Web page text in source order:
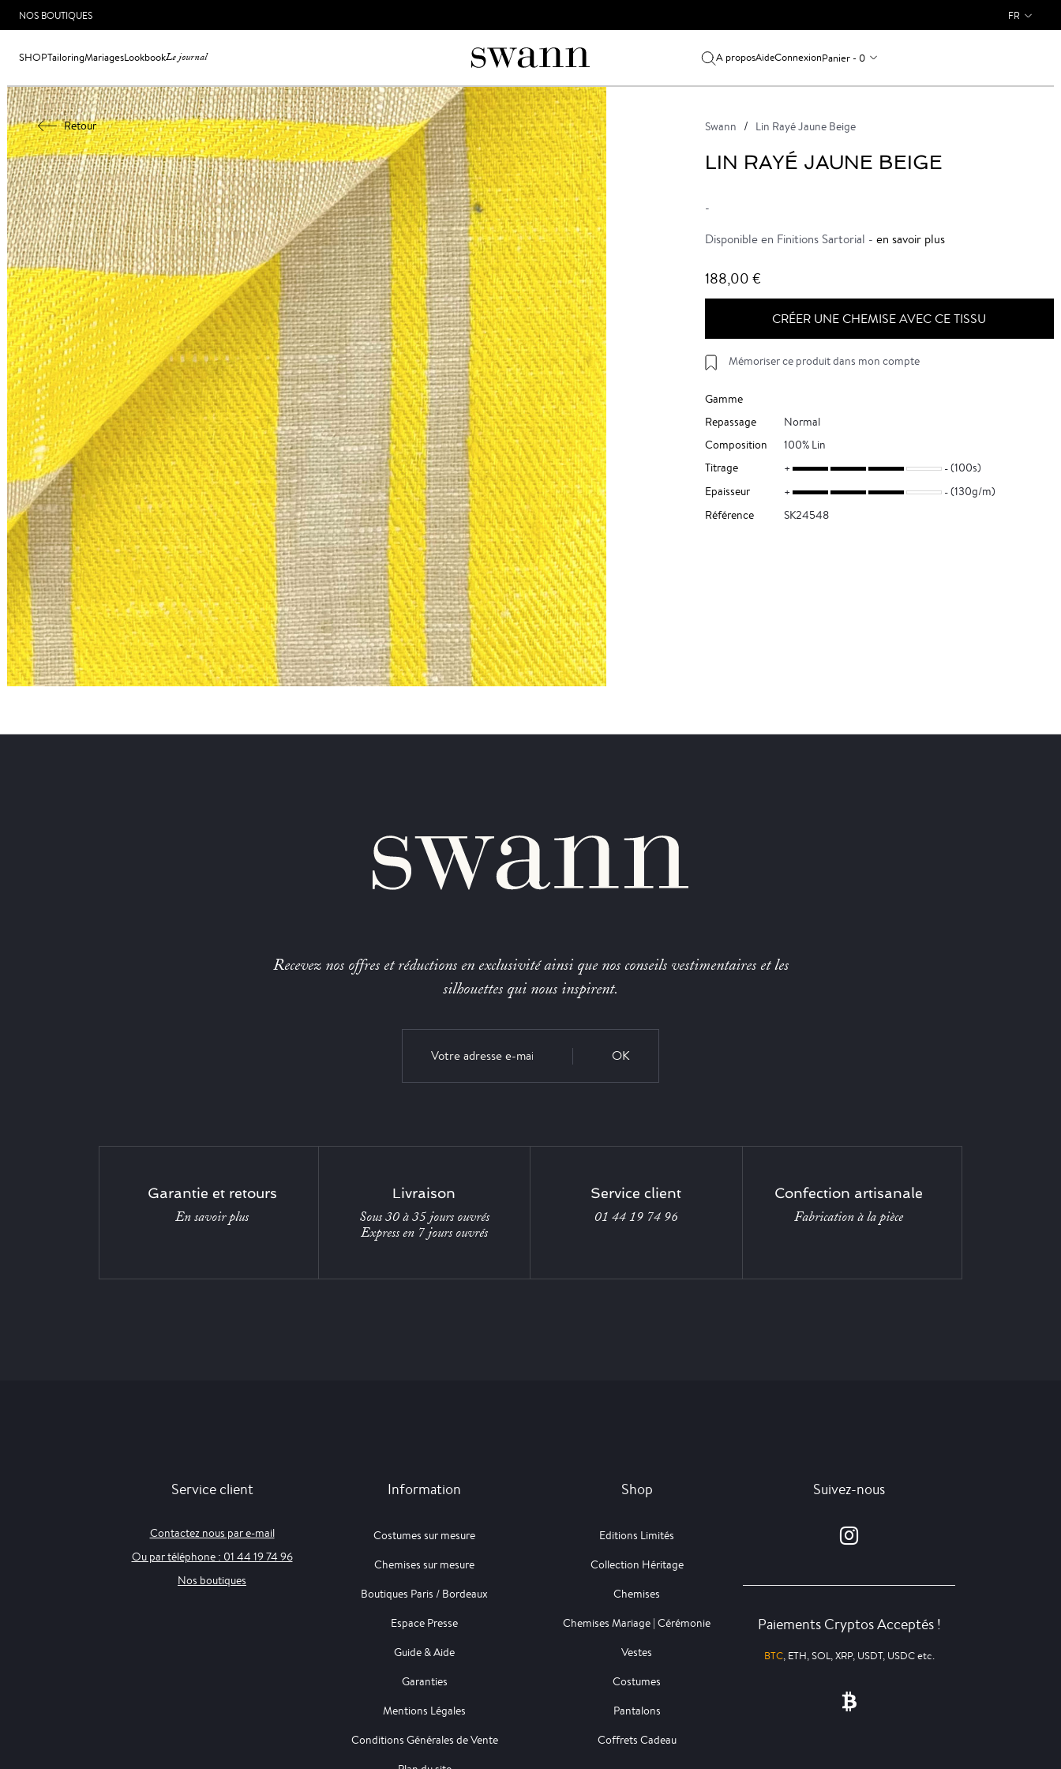
NOS BOUTIQUES FR
SHOPTailoringMariagesLookbookLe journal A proposAideConnexionPanier - 0
Retour Swann Lin Rayé Jaune Beige
LIN RAYÉ JAUNE BEIGE
-
Disponible en Finitions Sartorial - en savoir plus
188,00 €
CRÉER UNE CHEMISE AVEC CE TISSU
Mémoriser ce produit dans mon compte
Gamme
Repassage
Normal
Composition
100% Lin
Titrage
(100s)
Epaisseur
(130g/m)
Référence
SK24548
Recevez nos offres et réductions en exclusivité ainsi que nos conseils vestimentaires et les
silhouettes qui nous inspirent.
OK
Garantie et retours
En savoir plus
Livraison
Sous 30 à 35 jours ouvrés
Express en 7 jours ouvrés
Service client
01 44 19 74 96
Confection artisanale
Fabrication à la pièce
Service client
Contactez nous par e-mail
Ou par téléphone : 01 44 19 74 96
Nos boutiques
Information
Costumes sur mesure
Chemises sur mesure
Boutiques Paris / Bordeaux
Espace Presse
Guide & Aide
Garanties
Mentions Légales
Conditions Générales de Vente
Shop
Editions Limités
Collection Héritage
Chemises
Chemises Mariage | Cérémonie
Vestes
Costumes
Pantalons
Coffrets Cadeau
Suivez-nous
Paiements Cryptos Acceptés !
BTC, ETH, SOL, XRP, USDT, USDC etc.